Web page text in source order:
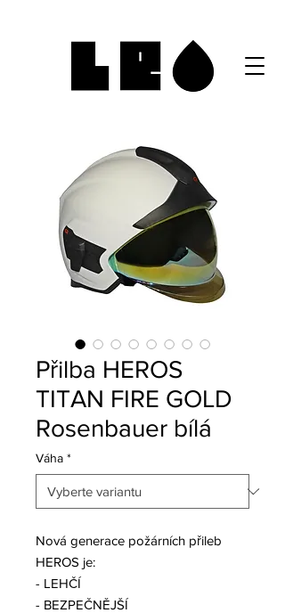
Přilba HEROS
TITAN FIRE GOLD
Rosenbauer bílá
Váha *
Nová generace požárních přileb
HEROS je:
- LEHČÍ
- BEZPEČNĚJŠÍ